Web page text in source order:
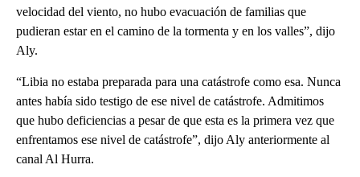
velocidad del viento, no hubo evacuación de familias que
pudieran estar en el camino de la tormenta y en los valles”, dijo
Aly.
“Libia no estaba preparada para una catástrofe como esa. Nunca
antes había sido testigo de ese nivel de catástrofe. Admitimos
que hubo deficiencias a pesar de que esta es la primera vez que
enfrentamos ese nivel de catástrofe”, dijo Aly anteriormente al
canal Al Hurra.